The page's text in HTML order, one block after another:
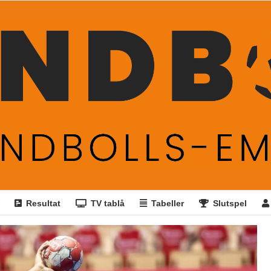
Resultat TV tablå Tabeller Slutspel